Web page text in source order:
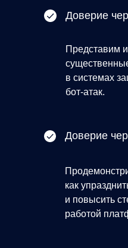
Доверие
как
и повысить
работой
Доверие
Представим
в системах
бот-атак.